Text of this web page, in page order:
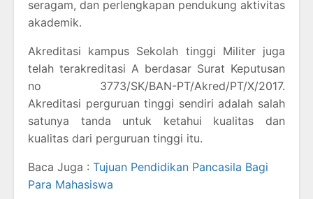
seragam, dan perlengkapan pendukung aktivitas
akademik.
Akreditasi kampus Sekolah tinggi Militer juga
telah terakreditasi A berdasar Surat Keputusan
no 3773/SK/BAN-PT/Akred/PT/X/2017.
Akreditasi perguruan tinggi sendiri adalah salah
satunya tanda untuk ketahui kualitas dan
kualitas dari perguruan tinggi itu.
Baca Juga : Tujuan Pendidikan Pancasila Bagi
Para Mahasiswa